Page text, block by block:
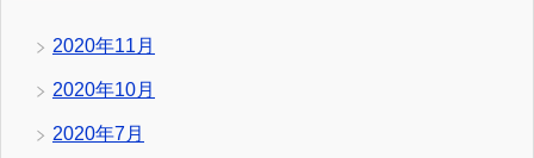
2020年11月
2020年10月
2020年7月